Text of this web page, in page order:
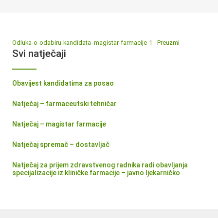
Odluka-o-odabiru-kandidata_magistar-farmacije-1 Preuzmi
Svi natječaji
Obavijest kandidatima za posao
Natječaj – farmaceutski tehničar
Natječaj – magistar farmacije
Natječaj spremač – dostavljač
Natječaj za prijem zdravstvenog radnika radi obavljanja
specijalizacije iz kliničke farmacije – javno ljekarničko